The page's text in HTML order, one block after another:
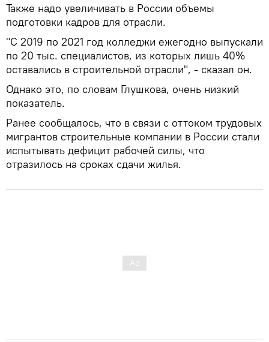
Также надо увеличивать в России объемы
подготовки кадров для отрасли.
"С 2019 по 2021 год колледжи ежегодно выпускали
по 20 тыс. специалистов, из которых лишь 40%
оставались в строительной отрасли", - сказал он.
Однако это, по словам Глушкова, очень низкий
показатель.
Ранее сообщалось, что в связи с оттоком трудовых
мигрантов строительные компании в России стали
испытывать дефицит рабочей силы, что
отразилось на сроках сдачи жилья.